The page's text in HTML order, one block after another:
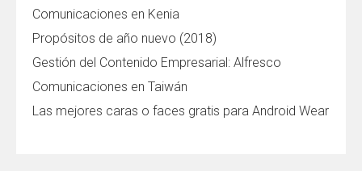
Comunicaciones en Kenia
Propósitos de año nuevo (2018)
Gestión del Contenido Empresarial: Alfresco
Comunicaciones en Taiwán
Las mejores caras o faces gratis para Android Wear